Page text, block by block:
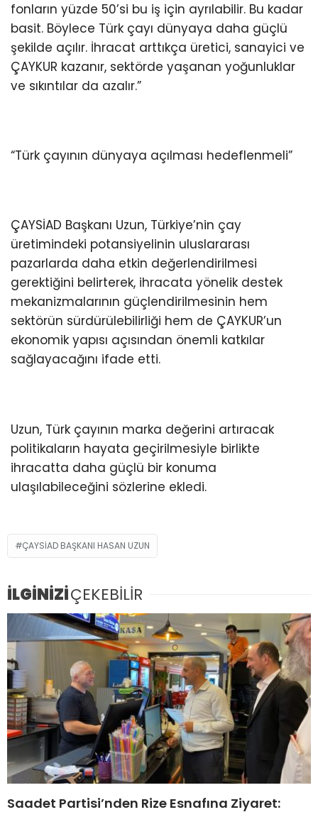
fonların yüzde 50’si bu iş için ayrılabilir. Bu kadar
basit. Böylece Türk çayı dünyaya daha güçlü
şekilde açılır. İhracat arttıkça üretici, sanayici ve
ÇAYKUR kazanır, sektörde yaşanan yoğunluklar
ve sıkıntılar da azalır.”
“Türk çayının dünyaya açılması hedeflenmeli”
ÇAYSİAD Başkanı Uzun, Türkiye’nin çay
üretimindeki potansiyelinin uluslararası
pazarlarda daha etkin değerlendirilmesi
gerektiğini belirterek, ihracata yönelik destek
mekanizmalarının güçlendirilmesinin hem
sektörün sürdürülebilirliği hem de ÇAYKUR’un
ekonomik yapısı açısından önemli katkılar
sağlayacağını ifade etti.
Uzun, Türk çayının marka değerini artıracak
politikaların hayata geçirilmesiyle birlikte
ihracatta daha güçlü bir konuma
ulaşılabileceğini sözlerine ekledi.
ÇAYSİAD BAŞKANI HASAN UZUN
İLGİNİZİÇEKEBİLİR
Saadet Partisi’nden Rize Esnafına Ziyaret: